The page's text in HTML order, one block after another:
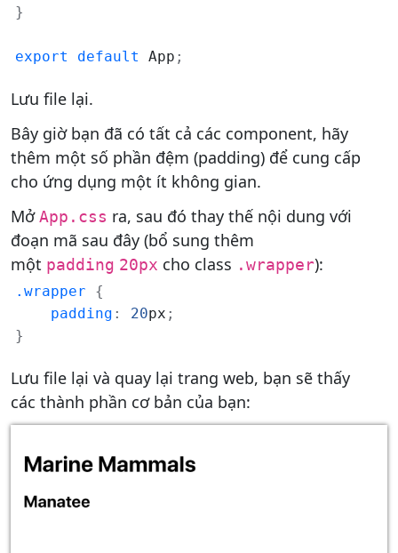
}
export default App ;
Lưu file lại.
Bây giờ bạn đã có tất cả các component, hãy
thêm một số phần đệm (padding) để cung cấp
cho ứng dụng một ít không gian.
MởApp.css ra, sau đó thay thế nội dung với
đoạn mã sau đây (bổ sung thêm
một padding 20px cho class .wrapper):
.wrapper
{
padding : 20px ;
}
Lưu file lại và quay lại trang web, bạn sẽ thấy
các thành phần cơ bản của bạn: